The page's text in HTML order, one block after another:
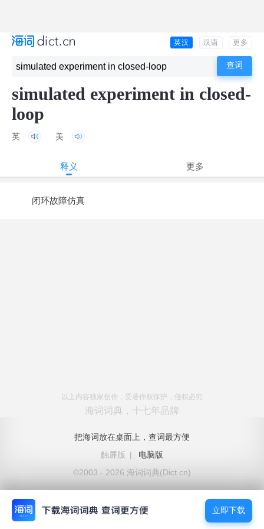
英汉 汉语 更多
simulated experiment in closed-
loop
英 美
释义 更多
闭环故障仿真
以上内容独家创作，受著作权保护，侵权必究
海词词典，十七年品牌
把海词放在桌面上，查词最方便
触屏版
|
电脑版
©2003 - 2026 海词词典(Dict.cn)
立即下载
立即下载